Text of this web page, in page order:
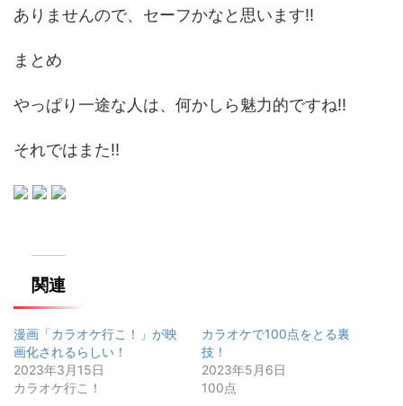
ありませんので、セーフかなと思います‼️
まとめ
やっぱり一途な人は、何かしら魅力的ですね‼️
それではまた‼️
関連
漫画「カラオケ行こ！」が映
画化されるらしい！
2023年3月15日
カラオケ行こ！
カラオケで100点をとる裏
技！
2023年5月6日
100点